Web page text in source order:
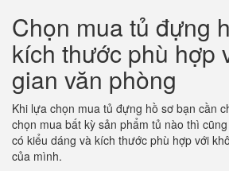
Chọn mua tủ đựng
kích thước phù hợp
gian văn phòng
Khi lựa chọn mua tủ đựng hồ sơ bạn cần
chọn mua bất kỳ sản phẩm tủ nào thì
có kiểu dáng và kích thước phù hợp với
của mình.